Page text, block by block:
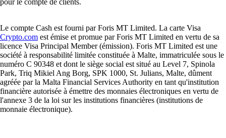
Le compte Cash est fourni par Foris MT Limited. La carte Visa
Crypto.com est émise et promue par Foris MT Limited en vertu de sa
licence Visa Principal Member (émission). Foris MT Limited est une
société à responsabilité limitée constituée à Malte, immatriculée sous le
numéro C 90348 et dont le siège social est situé au Level 7, Spinola
Park, Triq Mikiel Ang Borg, SPK 1000, St. Julians, Malte, dûment
agréée par la Malta Financial Services Authority en tant qu'institution
financière autorisée à émettre des monnaies électroniques en vertu de
l'annexe 3 de la loi sur les institutions financières (institutions de
monnaie électronique).